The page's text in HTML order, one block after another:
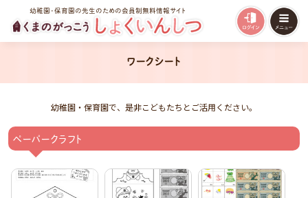
幼稚園・保育園の先生のための会員制無料情報サイト
ワークシート
幼稚園・保育園で、是非こどもたちとご活用ください。
ペーパークラフト